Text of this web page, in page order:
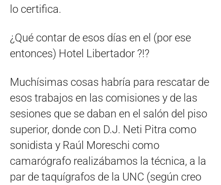
lo certifica.
¿Qué contar de esos días en el (por ese
entonces) Hotel Libertador ?!?
Muchísimas cosas habría para rescatar de
esos trabajos en las comisiones y de las
sesiones que se daban en el salón del piso
superior, donde con D.J. Neti Pitra como
sonidista y Raúl Moreschi como
camarógrafo realizábamos la técnica, a la
par de taquígrafos de la UNC (según creo